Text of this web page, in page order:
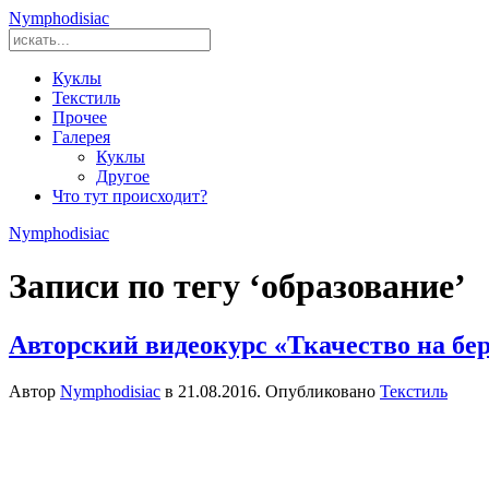
Nymphodisiac
Куклы
Текстиль
Прочее
Галерея
Куклы
Другое
Что тут происходит?
Nymphodisiac
Записи по тегу ‘образование’
Авторский видеокурс «Ткачество на
Автор Nymphodisiac в 21.08.2016. Опубликовано Текстиль